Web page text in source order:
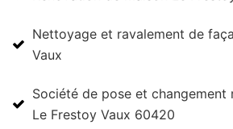
Nettoyage et ravalement de
Vaux
Société de pose et changement
Le Frestoy Vaux 60420